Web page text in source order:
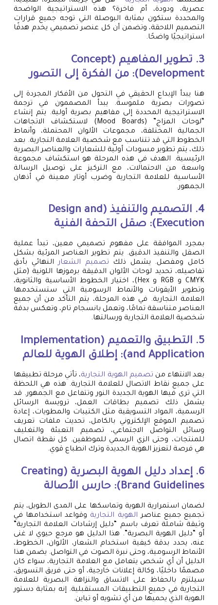
عصرية، ودودة، أم فاخرة؟ هذه الاستراتيجية الواضحة
والمحددة ستكون بمثابة البوصلة التي توجه جميع قرارات
التصميم اللاحقة، وتضمن أن كل عنصر تصميمي يخدم هدفًا
استراتيجيًا واضحًا.
3. تطوير المفاهيم (Concept
Development): من الفكرة إلى التصور
هنا يبدأ الإبداع الحقيقي في التحول من الأفكار المجردة إلى
تصورات بصرية ملموسة. يبدأ المصممون في ترجمة
الاستراتيجية المحددة إلى مفاهيم بصرية أولية. يتم إنشاء
“لوحات المزاج” (Mood Boards) لاستكشاف الاتجاهات
الجمالية المختلفة، مجموعات الألوان المحتملة، وأنماط
الخطوط التي قد تتناسب مع شخصية العلامة التجارية. بعد
ذلك، يتم تطوير مسودات أولية للشعارات والعناصر البصرية
الرئيسية. الهدف في هذه المرحلة هو استكشاف مجموعة
واسعة من الاحتمالات، مع التركيز على توصيل الرسالة
الأساسية للعلامة التجارية وضرب أوتار معينة في أذهان
الجمهور.
4. التصميم والتنفيذ (Design and
Execution): صقل التحفة الفنية
بمجرد الموافقة على مفهوم تصميمي معين، تبدأ عملية
الصقل والتنفيذ الدقيق. يتم تطوير العناصر المرئية بشكل
كامل ومفصل. يشمل ذلك تصميم الشعارالنهائي بأدق
تفاصيله، تحديد لوحات الألوان الدقيقة برموزها اللونية (مثل
CMYK و RGB و Hex)، اختيار الخطوط الأساسية والثانوية،
وتطوير الأيقونات والأنماط الرسومية التي ستستخدمها
العلامة التجارية. في هذه المرحلة، يتم التأكد من أن جميع
العناصر متناسقة تمامًا، وتعمل بانسجام تام، وتعكس بدقة
شخصية العلامة التجارية ورسالتها.
5. التطبيق والتعميم (Implementation
and Application): إطلاق الهوية للعالم
بعد الانتهاء من تصميم الهوية التجارية، تأتي مرحلة تطبيقها
على جميع نقاط الاتصال للعلامة التجارية. هذه هي اللحظة
التي ترى فيها الهوية الجديدة النور وتتفاعل مع الجمهور. قد
يشمل ذلك تصميم بطاقات العمل، ترويسة الرسائل
الرسمية، المواد التسويقية مثل الكتيبات والمطويات، إعادة
تصميم الموقع الإلكتروني بالكامل، تحديث ملفات تعريف
وسائل التواصل الاجتماعي، تصميم التعبئة والتغليف
للمنتجات، وحتى الزي الرسمي للموظفين. كل نقطة اتصال
هي فرصة لتعزيز الهوية الجديدة وترك انطباع قوي.
6. إعداد دليل الهوية البصرية (Creating
Brand Guidelines): حارس الأصالة
لضمان استمرارية الهوية وتماسكها على المدى الطويل، يتم
تجميع جميع عناصر الهوية التجارية وقواعد استخدامها في
وثيقة شاملة تعرف باسم “دليل إرشادات العلامة التجارية”
أو “دليل الهوية البصرية”. هذا الدليل هو مرجع حيوي لا غنى
عنه، يحدد بدقة كيفية استخدام الشعار، الألوان، الخطوط،
الأنماط الرسومية، وحتى نبرة الصوت في التواصل. يضمن هذا
الدليل أن أي شخص يتعامل مع العلامة التجارية، سواء كان
مصممًا داخليًا، وكالة إعلانات خارجية، أو حتى فريق التسويق،
سيلتزم بالحفاظ على الاتساق والنزاهة البصرية للعلامة
التجارية في جميع التطبيقات المستقبلية. إنه بمثابة دستور
الهوية الذي يحميها من أي تشويه أو تباين.